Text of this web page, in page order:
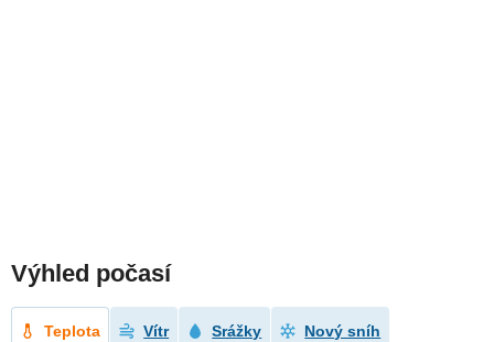
Výhled počasí
Teplota Vítr Srážky Nový sníh